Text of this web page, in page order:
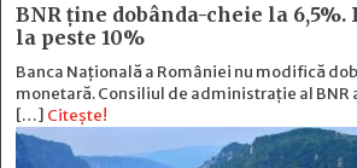
BNR ține dobânda-cheie la
la peste 10%
Banca Națională a României nu modifică
monetară. Consiliul de administrație al BNR
[…] Citește!